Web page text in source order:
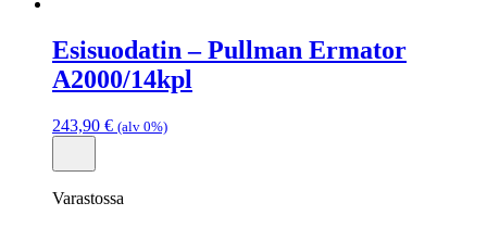
Esisuodatin – Pullman Ermator
A2000/14kpl
243,90 € (alv 0%)
Varastossa